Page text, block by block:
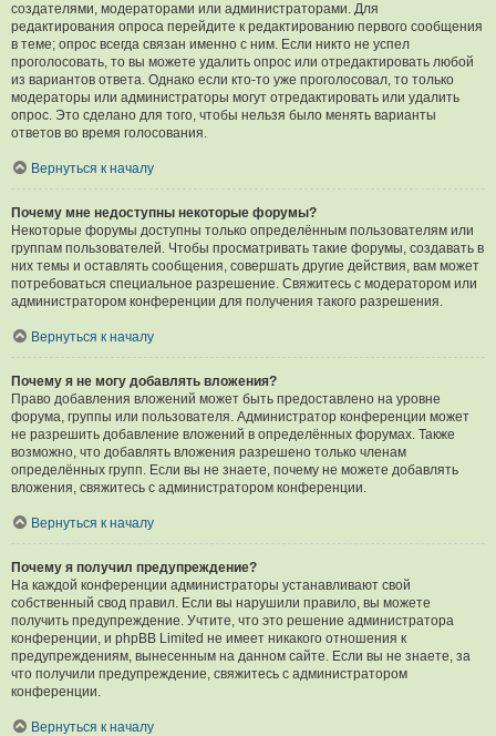
создателями, модераторами или администраторами. Для
редактирования опроса перейдите к редактированию первого сообщения
в теме; опрос всегда связан именно с ним. Если никто не успел
проголосовать, то вы можете удалить опрос или отредактировать любой
из вариантов ответа. Однако если кто-то уже проголосовал, то только
модераторы или администраторы могут отредактировать или удалить
опрос. Это сделано для того, чтобы нельзя было менять варианты
ответов во время голосования.
Вернуться к началу
Почему мне недоступны некоторые форумы?
Некоторые форумы доступны только определённым пользователям или
группам пользователей. Чтобы просматривать такие форумы, создавать в
них темы и оставлять сообщения, совершать другие действия, вам может
потребоваться специальное разрешение. Свяжитесь с модератором или
администратором конференции для получения такого разрешения.
Вернуться к началу
Почему я не могу добавлять вложения?
Право добавления вложений может быть предоставлено на уровне
форума, группы или пользователя. Администратор конференции может
не разрешить добавление вложений в определённых форумах. Также
возможно, что добавлять вложения разрешено только членам
определённых групп. Если вы не знаете, почему не можете добавлять
вложения, свяжитесь с администратором конференции.
Вернуться к началу
Почему я получил предупреждение?
На каждой конференции администраторы устанавливают свой
собственный свод правил. Если вы нарушили правило, вы можете
получить предупреждение. Учтите, что это решение администратора
конференции, и phpBB Limited не имеет никакого отношения к
предупреждениям, вынесенным на данном сайте. Если вы не знаете, за
что получили предупреждение, свяжитесь с администратором
конференции.
Вернуться к началу